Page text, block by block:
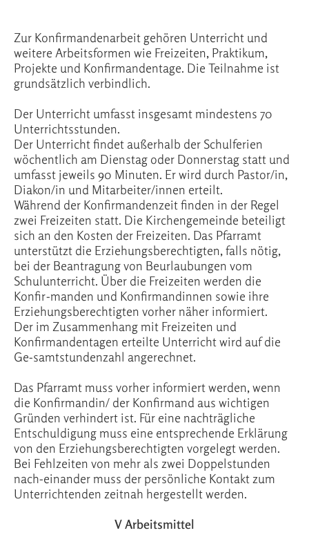
Zur Konfirmandenarbeit gehören Unterricht und
weitere Arbeitsformen wie Freizeiten, Praktikum,
Projekte und Konfirmandentage. Die Teilnahme ist
grundsätzlich verbindlich.
Der Unterricht umfasst insgesamt mindestens 70
Unterrichtsstunden.
Der Unterricht findet außerhalb der Schulferien
wöchentlich am Dienstag oder Donnerstag statt und
umfasst jeweils 90 Minuten. Er wird durch Pastor/in,
Diakon/in und Mitarbeiter/innen erteilt.
Während der Konfirmandenzeit finden in der Regel
zwei Freizeiten statt. Die Kirchengemeinde beteiligt
sich an den Kosten der Freizeiten. Das Pfarramt
unterstützt die Erziehungsberechtigten, falls nötig,
bei der Beantragung von Beurlaubungen vom
Schulunterricht. Über die Freizeiten werden die
Konfir-manden und Konfirmandinnen sowie ihre
Erziehungsberechtigten vorher näher informiert.
Der im Zusammenhang mit Freizeiten und
Konfirmandentagen erteilte Unterricht wird auf die
Ge-samtstundenzahl angerechnet.
Das Pfarramt muss vorher informiert werden, wenn
die Konfirmandin/ der Konfirmand aus wichtigen
Gründen verhindert ist. Für eine nachträgliche
Entschuldigung muss eine entsprechende Erklärung
von den Erziehungsberechtigten vorgelegt werden.
Bei Fehlzeiten von mehr als zwei Doppelstunden
nach-einander muss der persönliche Kontakt zum
Unterrichtenden zeitnah hergestellt werden.
V Arbeitsmittel